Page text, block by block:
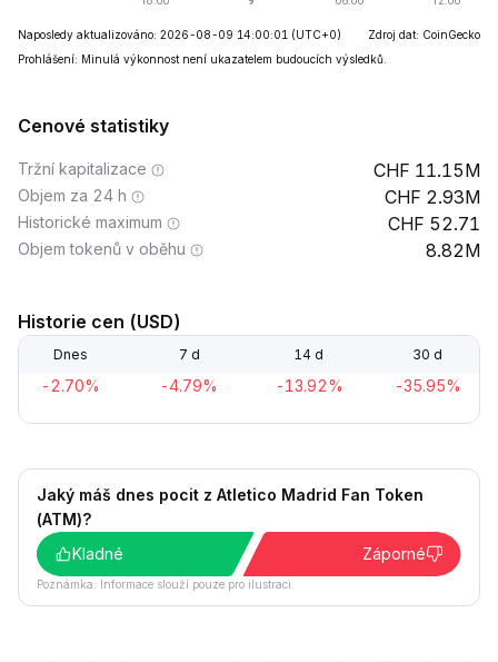
Naposledy aktualizováno: 2026-08-09 14:00:01 (UTC+0)
Zdroj dat: CoinGecko
Prohlášení: Minulá výkonnost není ukazatelem budoucích výsledků.
Cenové statistiky
Tržní kapitalizace 11.15M
Objem za 24 h 2.93M
Historické maximum 52.71
Objem tokenů v oběhu 8.82M
Historie cen (USD)
Dnes 7 d 14 d 30 d
-2.70% -4.79% -13.92% -35.95%
Jaký máš dnes pocit z Atletico Madrid Fan Token
(ATM)?
Kladné
Záporné
Poznámka: Informace slouží pouze pro ilustraci.